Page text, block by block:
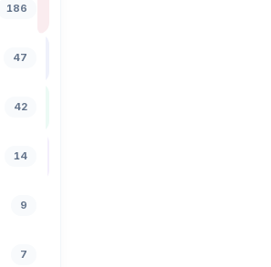
186
47
42
14
9
7